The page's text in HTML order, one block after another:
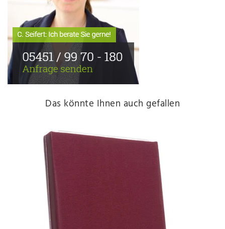
Das könnte Ihnen auch gefallen